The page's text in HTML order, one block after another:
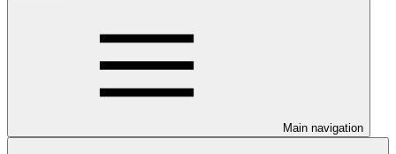
Main navigation